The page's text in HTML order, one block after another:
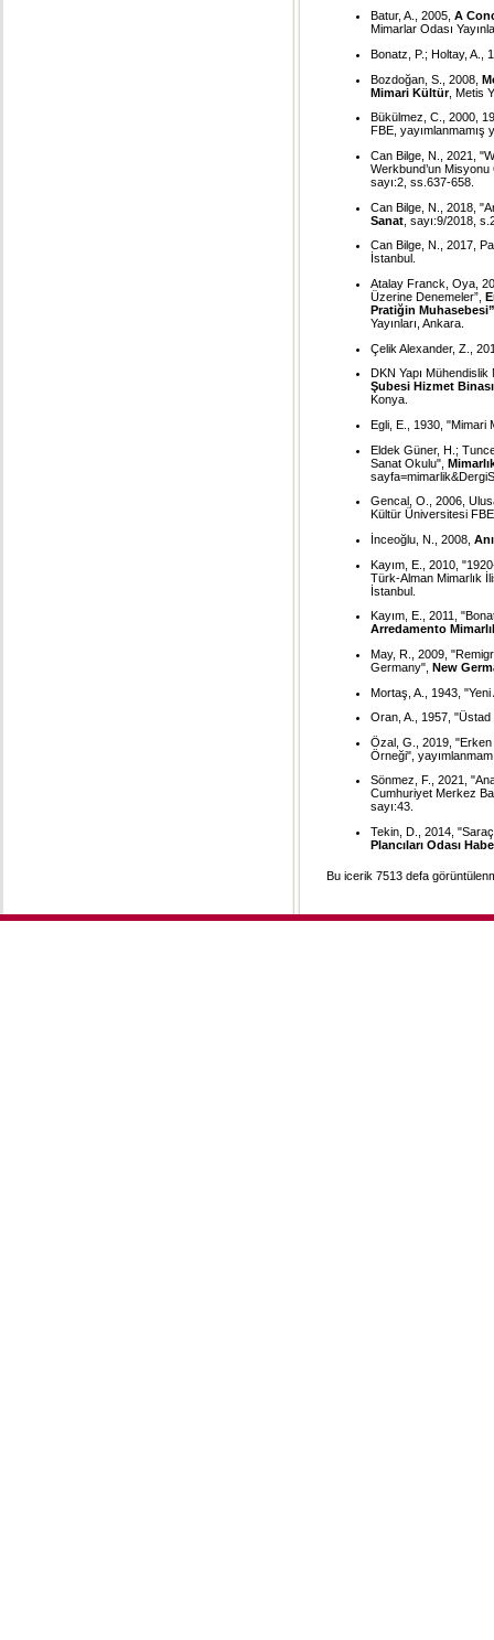
Batur, A., 2005, A
Mimarlar Odası
Bonatz, P.; Holtay, A.,
Bozdoğan, S., 2008,
Mimari Kültür, Metis
Bükülmez, C., 2000,
FBE,
Can Bilge, N., 2021,
Werkbund’un
sayı:2, ss.637-658.
Can Bilge, N., 2018,
Sanat , sayı:9/2018,
Can Bilge, N., 2017,
İstanbul.
Atalay Franck, Oya,
Üzerine Denemeler”,
Pratiğin
Yayınları, Ankara.
Çelik Alexander, Z.,
DKN Yapı
Şubesi Hizmet
Konya.
Egli, E., 1930, "Mimari
Eldek Güner, H.;
Sanat Okulu",
Gencal, O., 2006,
Kültür Üniversitesi
İnceoğlu, N., 2008,
Kayım, E., 2010,
Türk-Alman Mimarlık
İstanbul.
Kayım, E., 2011,
Arredamento
May, R., 2009,
Germany", New
Mortaş, A., 1943,
Oran, A., 1957,
Özal, G., 2019,
Örneği",
Sönmez, F., 2021,
Cumhuriyet Merkez
sayı:43.
Tekin, D., 2014,
Plancıları Odası
Bu icerik 7513 defa